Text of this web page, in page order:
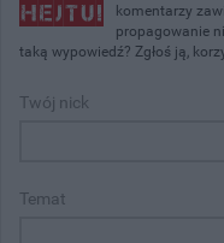
komentarzy
propagowanie
taką wypowiedź? Zgłoś ją,
Twój nick
Temat